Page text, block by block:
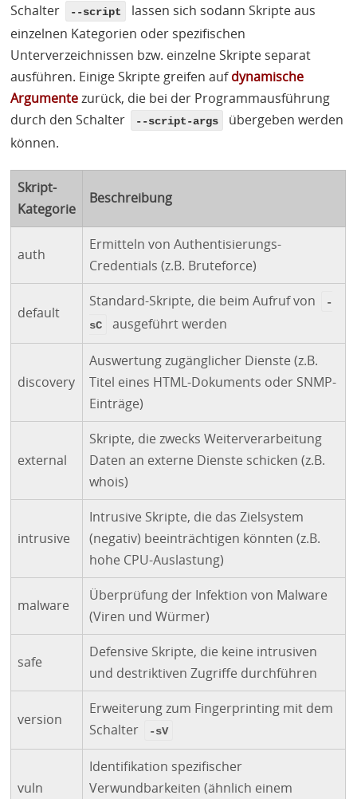
Schalter
--script
lassen sich sodann Skripte aus
einzelnen Kategorien oder spezifischen
Unterverzeichnissen bzw. einzelne Skripte separat
ausführen. Einige Skripte greifen aufdynamische
Argumentezurück, die bei der Programmausführung
durch den Schalter
--script-args
übergeben werden
können.
Skript-
Kategorie
Beschreibung
auth
Ermitteln von Authentisierungs-
Credentials (z.B. Bruteforce)
default
Standard-Skripte, die beim Aufruf von
-
sC
ausgeführt werden
discovery
Auswertung zugänglicher Dienste (z.B.
Titel eines HTML-Dokuments oder SNMP-
Einträge)
external
Skripte, die zwecks Weiterverarbeitung
Daten an externe Dienste schicken (z.B.
whois)
intrusive
Intrusive Skripte, die das Zielsystem
(negativ) beeinträchtigen könnten (z.B.
hohe CPU-Auslastung)
malware
Überprüfung der Infektion von Malware
(Viren und Würmer)
safe
Defensive Skripte, die keine intrusiven
und destriktiven Zugriffe durchführen
version
Erweiterung zum Fingerprinting mit dem
Schalter
-sV
vuln
Identifikation spezifischer
Verwundbarkeiten (ähnlich einem